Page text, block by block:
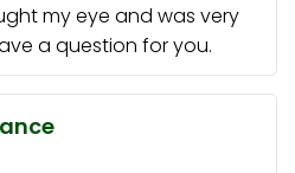
my eye and was very
a question for you.